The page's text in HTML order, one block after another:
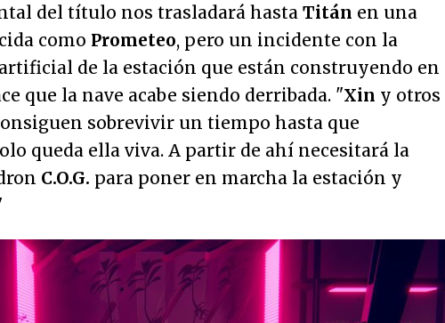
del título nos trasladará hasta Titán en una
como Prometeo, pero un incidente con la
de la estación que están construyendo en
que la nave acabe siendo derribada. "Xin y otros
sobrevivir un tiempo hasta que
queda ella viva. A partir de ahí necesitará la
C.O.G. para poner en marcha la estación y